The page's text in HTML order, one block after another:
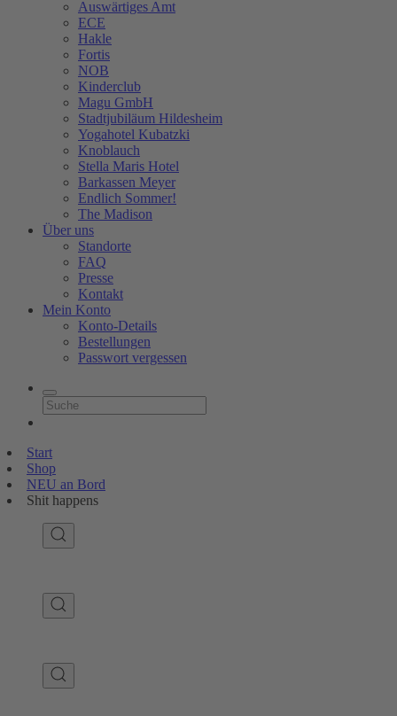
Auswärtiges Amt
ECE
Hakle
Fortis
NOB
Kinderclub
Magu GmbH
Stadtjubiläum Hildesheim
Yogahotel Kubatzki
Knoblauch
Stella Maris Hotel
Barkassen Meyer
Endlich Sommer!
The Madison
Über uns
Standorte
FAQ
Presse
Kontakt
Mein Konto
Konto-Details
Bestellungen
Passwort vergessen
Start
Shop
NEU an Bord
Shit happens